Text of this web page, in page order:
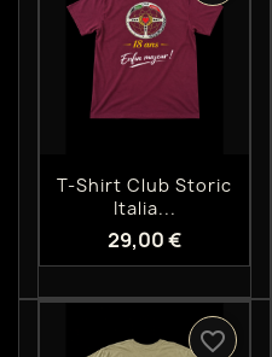
Aperçu rapide
T-Shirt Club Storic
Italia...
29,00 €
favorite_border